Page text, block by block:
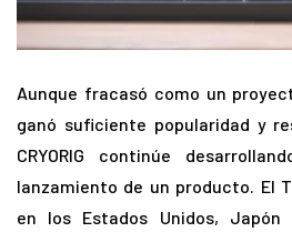
Aunque fracasó como un
ganó suficiente popularidad y
CRYORIG continúe
lanzamiento de un producto. El
en los Estados Unidos,